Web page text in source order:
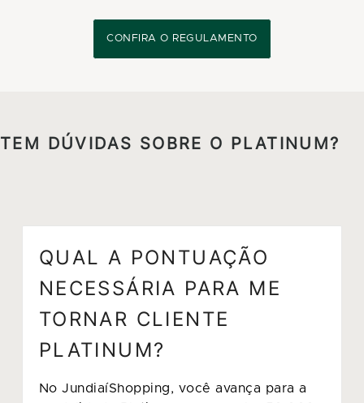
CONFIRA O REGULAMENTO
TEM DÚVIDAS SOBRE O PLATINUM?
QUAL A PONTUAÇÃO
NECESSÁRIA PARA ME
TORNAR CLIENTE
PLATINUM?
No JundiaíShopping, você avança para a